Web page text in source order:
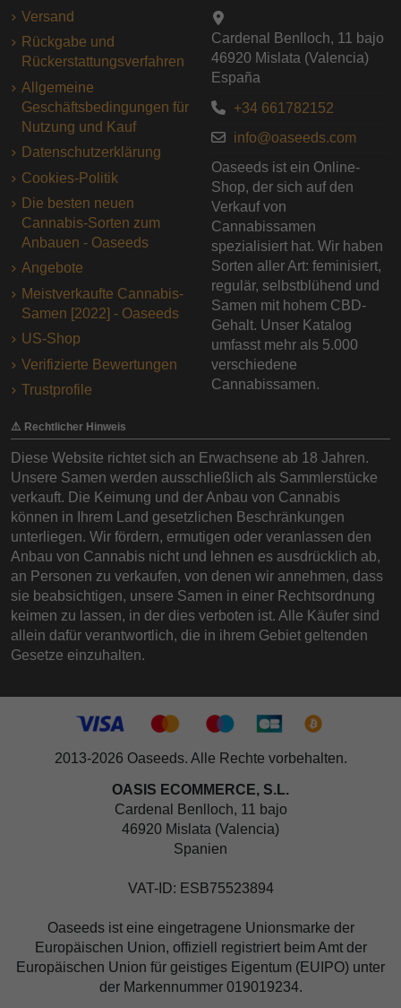
Versand
Rückgabe und
Rückerstattungsverfahren
Allgemeine
Geschäftsbedingungen für
Nutzung und Kauf
Datenschutzerklärung
Cookies-Politik
Die besten neuen
Cannabis-Sorten zum
Anbauen - Oaseeds
Angebote
Meistverkaufte Cannabis-
Samen [2022] - Oaseeds
US-Shop
Verifizierte Bewertungen
Trustprofile
Cardenal Benlloch, 11 bajo
46920 Mislata (Valencia)
España
+34 661782152
info@oaseeds.com
Oaseeds ist ein Online-
Shop, der sich auf den
Verkauf von
Cannabissamen
spezialisiert hat. Wir haben
Sorten aller Art: feminisiert,
regulär, selbstblühend und
Samen mit hohem CBD-
Gehalt. Unser Katalog
umfasst mehr als 5.000
verschiedene
Cannabissamen.
⚠️ Rechtlicher Hinweis
Diese Website richtet sich an Erwachsene ab 18 Jahren.
Unsere Samen werden ausschließlich als Sammlerstücke
verkauft. Die Keimung und der Anbau von Cannabis
können in Ihrem Land gesetzlichen Beschränkungen
unterliegen. Wir fördern, ermutigen oder veranlassen den
Anbau von Cannabis nicht und lehnen es ausdrücklich ab,
an Personen zu verkaufen, von denen wir annehmen, dass
sie beabsichtigen, unsere Samen in einer Rechtsordnung
keimen zu lassen, in der dies verboten ist. Alle Käufer sind
allein dafür verantwortlich, die in ihrem Gebiet geltenden
Gesetze einzuhalten.
2013-2026 Oaseeds. Alle Rechte vorbehalten.
OASIS ECOMMERCE, S.L.
Cardenal Benlloch, 11 bajo
46920 Mislata (Valencia)
Spanien
VAT-ID: ESB75523894
Oaseeds ist eine eingetragene Unionsmarke der
Europäischen Union, offiziell registriert beim Amt der
Europäischen Union für geistiges Eigentum (EUIPO) unter
der Markennummer 019019234.